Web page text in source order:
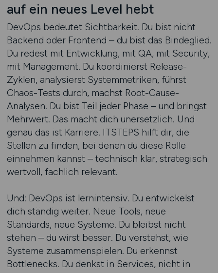
auf ein neues Level hebt
DevOps bedeutet Sichtbarkeit. Du bist nicht
Backend oder Frontend – du bist das Bindeglied.
Du redest mit Entwicklung, mit QA, mit Security,
mit Management. Du koordinierst Release-
Zyklen, analysierst Systemmetriken, führst
Chaos-Tests durch, machst Root-Cause-
Analysen. Du bist Teil jeder Phase – und bringst
Mehrwert. Das macht dich unersetzlich. Und
genau das ist Karriere. ITSTEPS hilft dir, die
Stellen zu finden, bei denen du diese Rolle
einnehmen kannst – technisch klar, strategisch
wertvoll, fachlich relevant.
Und: DevOps ist lernintensiv. Du entwickelst
dich ständig weiter. Neue Tools, neue
Standards, neue Systeme. Du bleibst nicht
stehen – du wirst besser. Du verstehst, wie
Systeme zusammenspielen. Du erkennst
Bottlenecks. Du denkst in Services, nicht in